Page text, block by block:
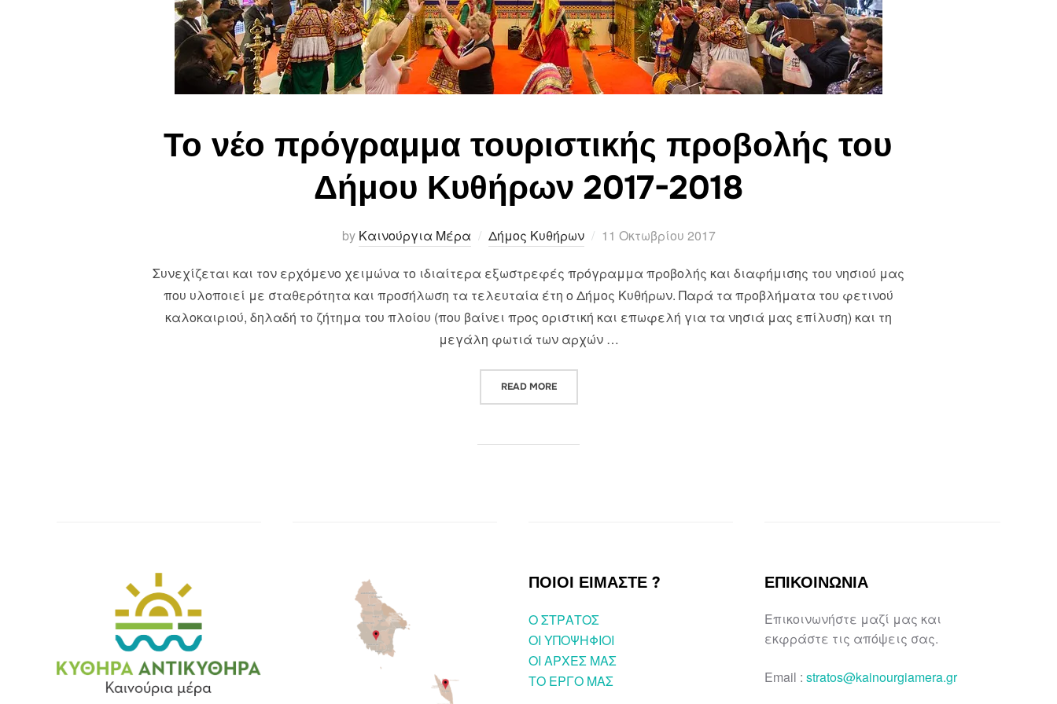
Το νέο πρόγραμμα τουριστικής προβολής του
Δήμου Κυθήρων 2017-2018
by Καινούργια Μέρα Δήμος Κυθήρων
Posted
11 Οκτωβρίου 2017
Συνεχίζεται και τον ερχόμενο χειμώνα το ιδιαίτερα εξωστρεφές πρόγραμμα προβολής και διαφήμισης του νησιού μας
που υλοποιεί με σταθερότητα και προσήλωση τα τελευταία έτη ο Δήμος Κυθήρων. Παρά τα προβλήματα του φετινού
καλοκαιριού, δηλαδή το ζήτημα του πλοίου (που βαίνει προς οριστική και επωφελή για τα νησιά μας επίλυση) και τη
μεγάλη φωτιά των αρχών …
READ MORE“ΤΟ ΝΕΟ ΠΡΟΓΡΑΜΜΑ ΤΟΥΡΙΣΤΙΚΗΣ ΠΡΟΒΟΛΗΣ ΤΟΥ ΔΗΜΟΥ ΚΥΘΗΡΩΝ 2017-2018”
ΠΟΙΟΙ ΕΙΜΑΣΤΕ ?
O ΣΤΡΑΤΟΣ
ΟΙ ΥΠΟΨΗΦΙΟΙ
OI ΑΡΧΕΣ ΜΑΣ
ΤΟ ΕΡΓΟ ΜΑΣ
ΕΠΙΚΟΙΝΩΝΙΑ
Επικοινωνήστε μαζί μας και
εκφράστε τις απόψεις σας.
Email : stratos@kainourgiamera.gr